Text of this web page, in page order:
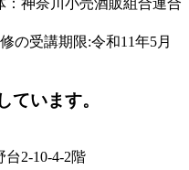
の受講期限:令和11年5月
ています。
2-10-4-2階